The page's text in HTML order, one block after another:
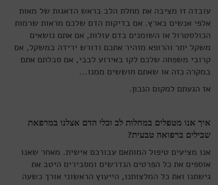
עובדה זו מציבה את מחלת הלב בראש הדאגות של מאות
אלפי אנשים בארץ. אם בדיקות הדם שלכם מראות שרמות
הכולסטרול או השומנים בדם עולות, אם אתם נושאים
משקל יתר והרופא מזהיר אתכם ודורש ירידה במשקל, אם
קרובי משפחה שלכם לקו באירוע לבבי, אם סבלתם אתם
במקרה כזה או שאתם חוששים ממנו...
אז הגעתם למקום הנכון.
איך אנו מטפלים במחלות לב וכלי הדם אצלנו במרפאת
שבילים ברפואה טבעית?
אנו מציעים טיפול המותאם עבורכם אישית. מאחר שאנו
אוספים את כל הפרטים הנדרשים ומסבירים היטב את
גישתנו ואת כל המלצותנו, הייעוץ הראשוני אורך כשעה